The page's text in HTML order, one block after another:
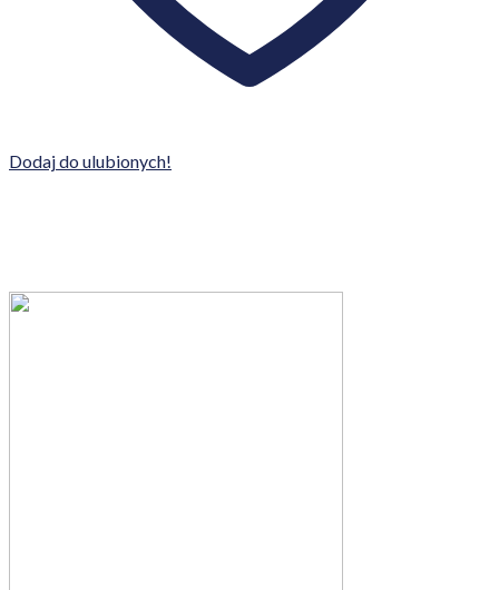
Dodaj do ulubionych!